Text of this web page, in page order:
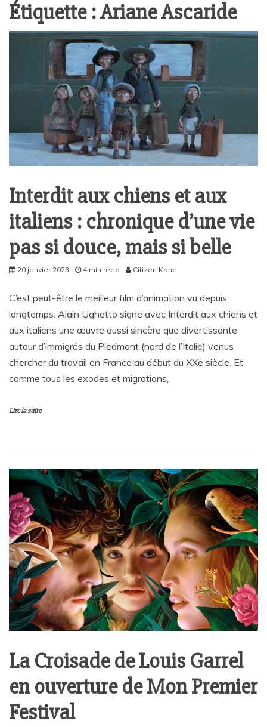
Étiquette :Ariane Ascaride
Interdit aux chiens et aux
italiens : chronique d’une vie
pas si douce, mais si belle
20 janvier 2023 4 min read Citizen Kane
C’est peut-être le meilleur film d’animation vu depuis
longtemps. Alain Ughetto signe avec Interdit aux chiens et
aux italiens une œuvre aussi sincère que divertissante
autour d’immigrés du Piedmont (nord de l’Italie) venus
chercher du travail en France au début du XXe siècle. Et
comme tous les exodes et migrations,
Lire la suite
La Croisade de Louis Garrel
en ouverture de Mon Premier
Festival